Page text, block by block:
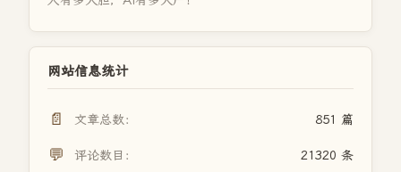
网站信息统计
📄 文章总数： 851 篇
💬 评论数目： 21320 条